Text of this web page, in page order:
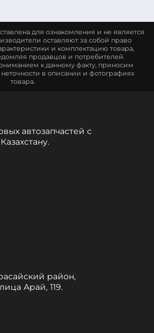
для ознакомления и не является
оставляют за собой право
и комплектацию товара,
продавцов и потребителей.
к данному факту, приносим
в описании и фотографиях
товара.
автозапчастей c
район,
Арай, 119.